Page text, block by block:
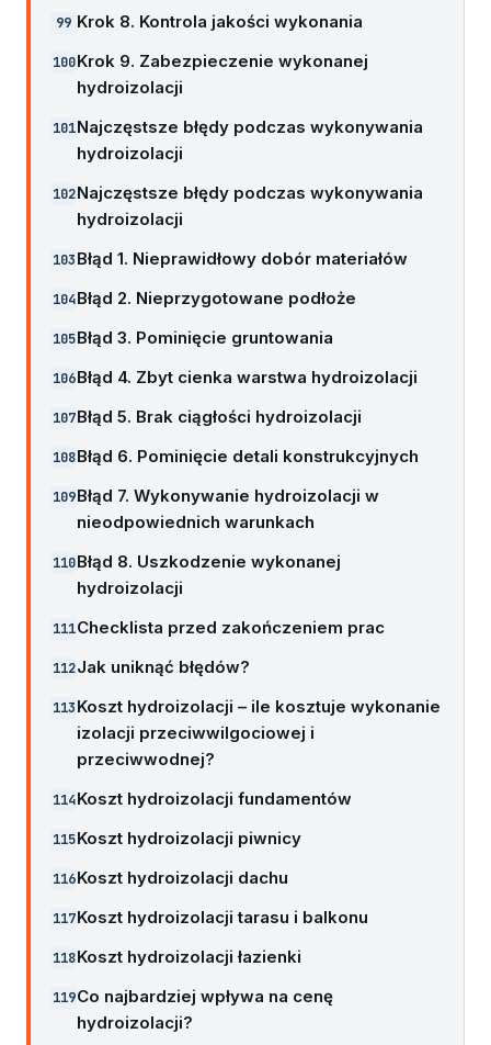
Krok 8. Kontrola jakości wykonania
Krok 9. Zabezpieczenie wykonanej
hydroizolacji
Najczęstsze błędy podczas wykonywania
hydroizolacji
Najczęstsze błędy podczas wykonywania
hydroizolacji
Błąd 1. Nieprawidłowy dobór materiałów
Błąd 2. Nieprzygotowane podłoże
Błąd 3. Pominięcie gruntowania
Błąd 4. Zbyt cienka warstwa hydroizolacji
Błąd 5. Brak ciągłości hydroizolacji
Błąd 6. Pominięcie detali konstrukcyjnych
Błąd 7. Wykonywanie hydroizolacji w
nieodpowiednich warunkach
Błąd 8. Uszkodzenie wykonanej
hydroizolacji
Checklista przed zakończeniem prac
Jak uniknąć błędów?
Koszt hydroizolacji – ile kosztuje wykonanie
izolacji przeciwwilgociowej i
przeciwwodnej?
Koszt hydroizolacji fundamentów
Koszt hydroizolacji piwnicy
Koszt hydroizolacji dachu
Koszt hydroizolacji tarasu i balkonu
Koszt hydroizolacji łazienki
Co najbardziej wpływa na cenę
hydroizolacji?